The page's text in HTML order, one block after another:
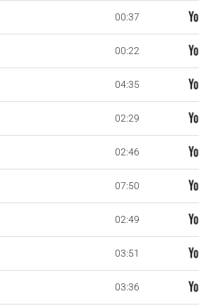
00:37
00:22
04:35
02:29
02:46
07:50
02:49
03:51
03:36